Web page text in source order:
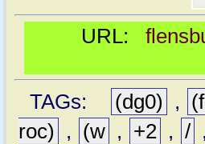
URL:
TAGs: (dg0) ,
roc)
, (w , +2 , / ,